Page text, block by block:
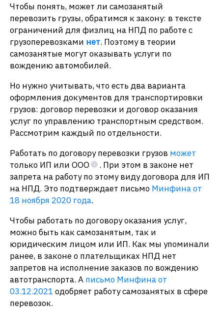
Чтобы понять, может ли самозанятый
перевозить грузы, обратимся к закону: в тексте
ограничений для физлиц на НПД по работе с
грузоперевозками нет. Поэтому в теории
самозанятые могут оказывать услуги по
вождению автомобилей.
Но нужно учитывать, что есть два варианта
оформления документов для транспортировки
грузов: договор перевозки и договор оказания
услуг по управлению транспортным средством.
Рассмотрим каждый по отдельности.
Работать по договору перевозки грузов может
только ИП или ООО
. При этом в законе нет
запрета на работу по этому виду договора для ИП
на НПД. Это подтверждает письмо Минфина от
18 ноября 2020 года.
Чтобы работать по договору оказания услуг,
можно быть как самозанятым, так и
юридическим лицом или ИП. Как мы упоминали
ранее, в законе о плательщиках НПД нет
запретов на исполнение заказов по вождению
автотранспорта. А письмо Минфинаот
03.12.2021 одобряет работу самозанятых в сфере
перевозок.